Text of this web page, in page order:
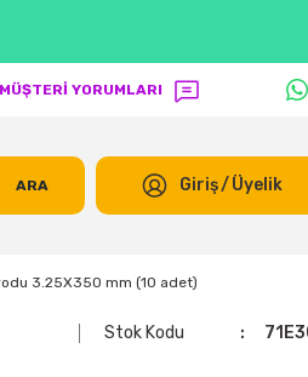
MÜŞTERİ YORUMLARI
ARA Giriş/Üyelik
3.25X350 mm (10 adet)
Stok Kodu